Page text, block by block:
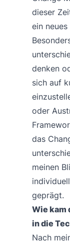
dieser
ein
denken
sich auf
oder
das
meinen
geprägt.
Wie kam
in die
Nach